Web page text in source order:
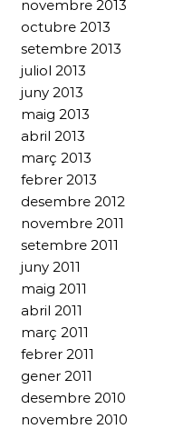
novembre 2013
octubre 2013
setembre 2013
juliol 2013
juny 2013
maig 2013
abril 2013
març 2013
febrer 2013
desembre 2012
novembre 2011
setembre 2011
juny 2011
maig 2011
abril 2011
març 2011
febrer 2011
gener 2011
desembre 2010
novembre 2010